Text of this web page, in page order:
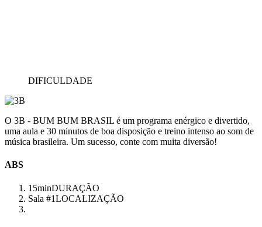
DIFICULDADE
O 3B - BUM BUM BRASIL é um programa enérgico e divertido,
uma aula e 30 minutos de boa disposição e treino intenso ao som de
música brasileira. Um sucesso, conte com muita diversão!
ABS
15minDURAÇÃO
Sala #1LOCALIZAÇÃO